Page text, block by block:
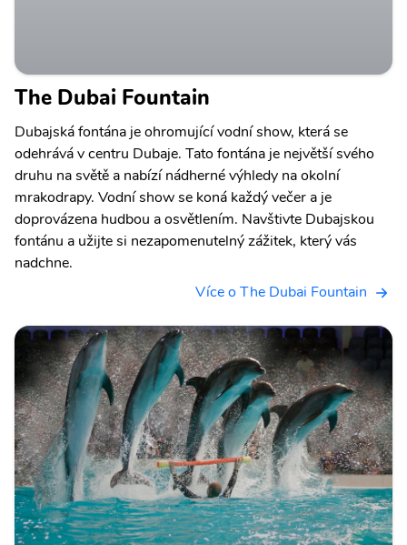
The Dubai Fountain
Dubajská fontána je ohromující vodní show, která se
odehrává v centru Dubaje. Tato fontána je největší svého
druhu na světě a nabízí nádherné výhledy na okolní
mrakodrapy. Vodní show se koná každý večer a je
doprovázena hudbou a osvětlením. Navštivte Dubajskou
fontánu a užijte si nezapomenutelný zážitek, který vás
nadchne.
Více o The Dubai Fountain